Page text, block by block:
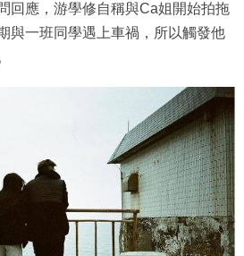
回應，游學修自稱與Ca姐開始拍拖
與一班同學遇上車禍，所以觸發他